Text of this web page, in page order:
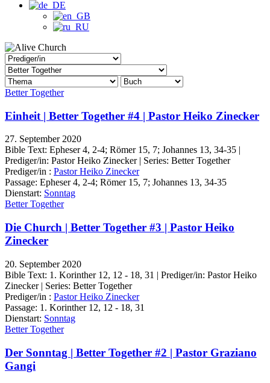
Better Together
Einheit | Better Together #4 | Pastor Heiko Zinecker
27. September 2020
Bible Text: Epheser 4, 2-4; Römer 15, 7; Johannes 13, 34-35 |
Prediger/in: Pastor Heiko Zinecker | Series: Better Together
Prediger/in : Pastor Heiko Zinecker
Passage: Epheser 4, 2-4; Römer 15, 7; Johannes 13, 34-35
Dienstart: Sonntag
Better Together
Die Church | Better Together #3 | Pastor Heiko
Zinecker
20. September 2020
Bible Text: 1. Korinther 12, 12 - 18, 31 | Prediger/in: Pastor Heiko
Zinecker | Series: Better Together
Prediger/in : Pastor Heiko Zinecker
Passage: 1. Korinther 12, 12 - 18, 31
Dienstart: Sonntag
Better Together
Der Sonntag | Better Together #2 | Pastor Graziano
Gangi